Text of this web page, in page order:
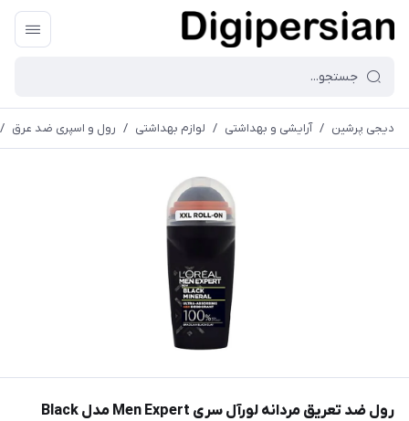
دیجی پرشین / آرایشی و بهداشتی / لوازم بهداشتی / رول و اسپری ضد عرق /
رول ضد تعریق مردانه لورآل سری Men Expert مدل Black